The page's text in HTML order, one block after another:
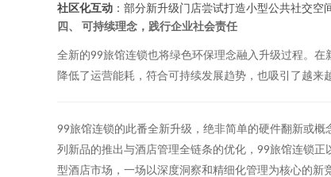
社区化互动 ：部分新升级门店尝试打造小型公共社交
四、 可持续理念，践行企业社会责任
全新的99旅馆连锁也将绿色环保理念融入升级过程。
降低了运营能耗，符合可持续发展趋势，也吸引了越来
99旅馆连锁的此番全新升级，绝非简单的硬件翻新或
列新品的推出与酒店管理全链条的优化，99旅馆连锁
型酒店市场，一场以深度洞察和精细化管理为核心的新